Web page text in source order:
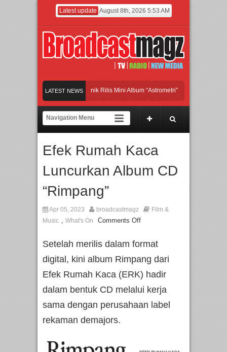
Latest update August 8th, 2026 5:53 AM
LATEST NEWS
Britpop Asal Bogor Piknik Rilis Mini Album “Astrometri” Meramaikan
Gerbang Inovasi dan Peluang Bisnis Industri Gifts dan Housewares Asia
Efek Rumah Kaca
Luncurkan Album CD
“Rimpang”
Apr 05, 2023 broadcastmagz
Film &
Music , What's On Comments Off
Setelah merilis dalam format
digital, kini album Rimpang dari
Efek Rumah Kaca (ERK) hadir
dalam bentuk CD melalui kerja
sama dengan perusahaan label
rekaman demajors.